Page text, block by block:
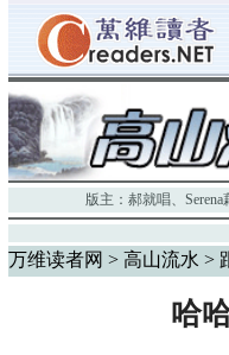
版主： 郝就唱、
万维读者网 > 高山流水 >
哈